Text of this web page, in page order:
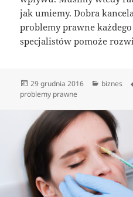
jak umiemy. Dobra
problemy prawne
specjalistów pomoże
Data
publikacji
29 grudnia 2016 Kategorie
biznes
problemy prawne